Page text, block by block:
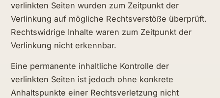
verlinkten Seiten wurden zum Zeitpunkt der
Verlinkung auf mögliche Rechtsverstöße überprüft.
Rechtswidrige Inhalte waren zum Zeitpunkt der
Verlinkung nicht erkennbar.
Eine permanente inhaltliche Kontrolle der
verlinkten Seiten ist jedoch ohne konkrete
Anhaltspunkte einer Rechtsverletzung nicht